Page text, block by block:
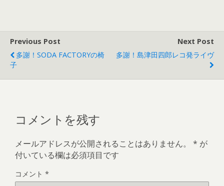
Previous Post
多謝！SODA FACTORYの椅
子
Next Post
多謝！島津田四郎レコ発ライヴ
コメントを残す
メールアドレスが公開されることはありません。 * が
付いている欄は必須項目です
コメント *